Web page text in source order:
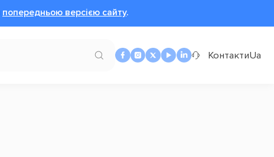
попередньою версією сайту.
КонтактиUa